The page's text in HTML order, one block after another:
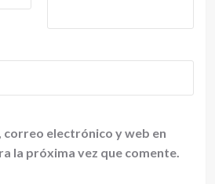
correo electrónico y web en
la próxima vez que comente.